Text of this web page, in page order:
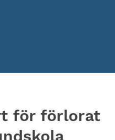
för förlorat